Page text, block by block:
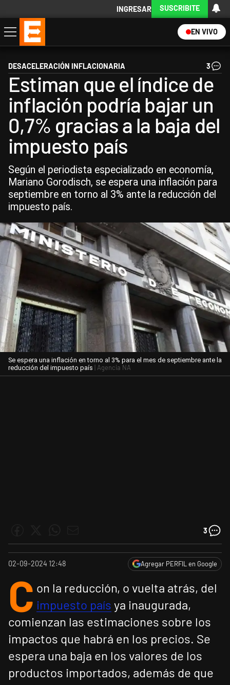
INGRESAR SUSCRIBITE
EN VIVO
Economía
Política
Internacional
Actualidad
Descargá la App
DESACELERACIÓN INFLACIONARIA 3
Estiman que el índice de
inflación podría bajar un
0,7% gracias a la baja del
impuesto país
Según el periodista especializado en economía,
Mariano Gorodisch, se espera una inflación para
septiembre en torno al 3% ante la reducción del
impuesto país.
Se espera una inflación en torno al 3% para el mes de septiembre ante la
reducción del impuesto país | Agencia NA
3
02-09-2024 12:48 Agregar PERFIL en Google
C on la reducción, o vuelta atrás, del
impuesto país ya inaugurada,
comienzan las estimaciones sobre los
impactos que habrá en los precios. Se
espera una baja en los valores de los
productos importados, además de que